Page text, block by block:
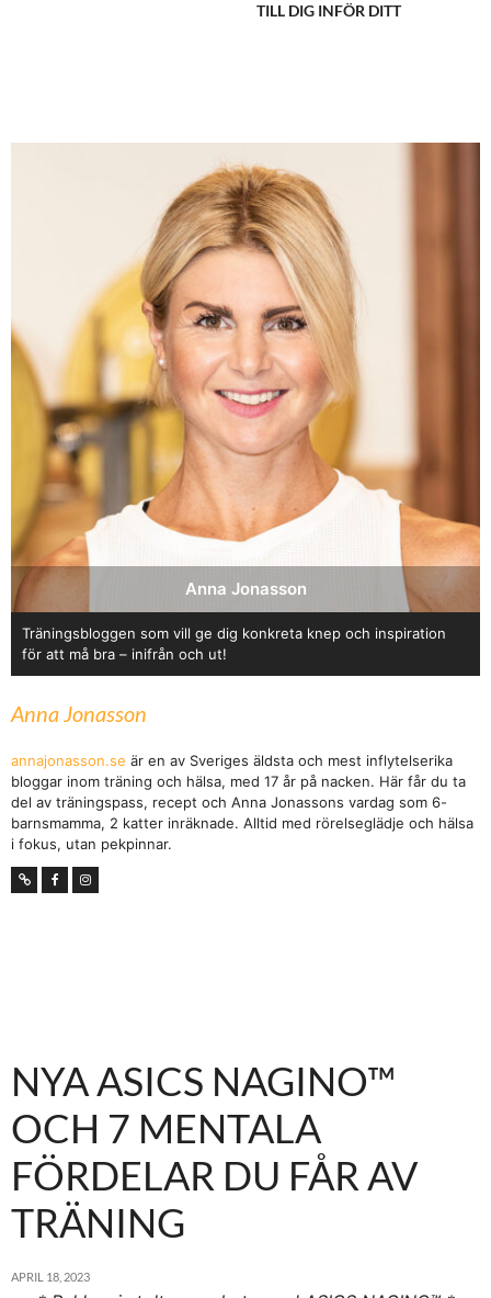
TILL DIG INFÖR DITT
Anna Jonasson
Träningsbloggen som vill ge dig konkreta knep och inspiration
för att må bra – inifrån och ut!
Anna Jonasson
annajonasson.se är en av Sveriges äldsta och mest inflytelserika
bloggar inom träning och hälsa, med 17 år på nacken. Här får du ta
del av träningspass, recept och Anna Jonassons vardag som 6-
barnsmamma, 2 katter inräknade. Alltid med rörelseglädje och hälsa
i fokus, utan pekpinnar.
NYA ASICS NAGINO™
OCH 7 MENTALA
FÖRDELAR DU FÅR AV
TRÄNING
APRIL 18, 2023